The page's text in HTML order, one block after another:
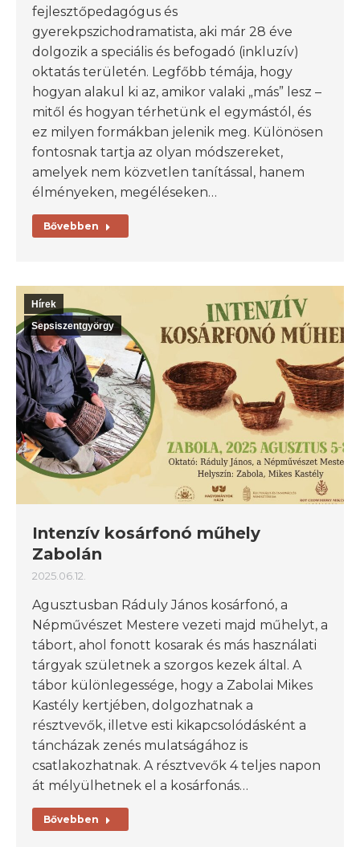
fejlesztőpedagógus és
gyerekpszichodramatista, aki már 28 éve
dolgozik a speciális és befogadó (inkluzív)
oktatás területén. Legfőbb témája, hogy
hogyan alakul ki az, amikor valaki „más” lesz –
mitől és hogyan térhetünk el egymástól, és
ez milyen formákban jelenik meg. Különösen
fontosnak tartja az olyan módszereket,
amelyek nem közvetlen tanítással, hanem
élményeken, megéléseken…
Bővebben
Hírek
Sepsiszentgyörgy
Intenzív kosárfonó műhely
Zabolán
2025.06.12.
Agusztusban Ráduly János kosárfonó, a
Népművészet Mestere vezeti majd műhelyt, a
tábort, ahol fonott kosarak és más használati
tárgyak születnek a szorgos kezek által. A
tábor különlegessége, hogy a Zabolai Mikes
Kastély kertjében, dolgozhatnak a
résztvevők, illetve esti kikapcsolódásként a
táncházak zenés mulatságához is
csatlakozhatnak. A résztvevők 4 teljes napon
át mélyülhetnek el a kosárfonás…
Bővebben